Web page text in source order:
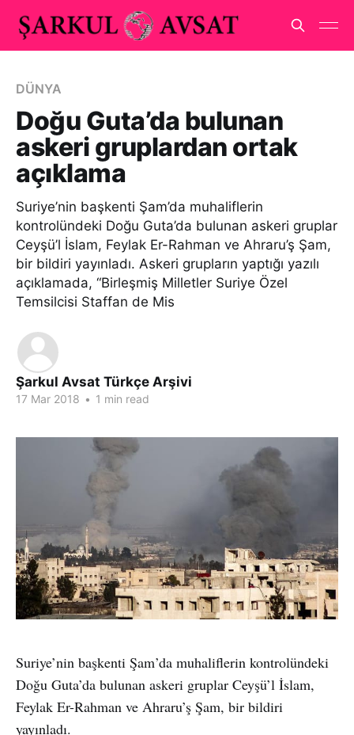
DÜNYA
Doğu Guta’da bulunan
askeri gruplardan ortak
açıklama
Suriye’nin başkenti Şam’da muhaliflerin
kontrolündeki Doğu Guta’da bulunan askeri gruplar
Ceyşü’l İslam, Feylak Er-Rahman ve Ahraru’ş Şam,
bir bildiri yayınladı. Askeri grupların yaptığı yazılı
açıklamada, “Birleşmiş Milletler Suriye Özel
Temsilcisi Staffan de Mis
Şarkul Avsat Türkçe Arşivi
17 Mar 2018 • 1 min read
Suriye’nin başkenti Şam’da muhaliflerin kontrolündeki
Doğu Guta’da bulunan askeri gruplar Ceyşü’l İslam,
Feylak Er-Rahman ve Ahraru’ş Şam, bir bildiri
yayınladı.